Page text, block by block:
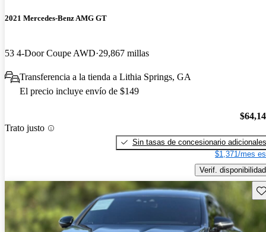
2021 Mercedes-Benz AMG GT
53 4-Door Coupe AWD 29,867 millas
Transferencia a la tienda a Lithia Springs, GA
El precio incluye envío de $149
Trato justo
Sin tasas de concesionario adicionales
$1,371/mes
Verif. disponibilidad